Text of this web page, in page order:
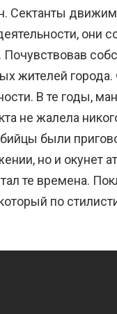
Сектанты
они
жителей
В те годы,
не жалела
были
но и окунет
те времена.
по